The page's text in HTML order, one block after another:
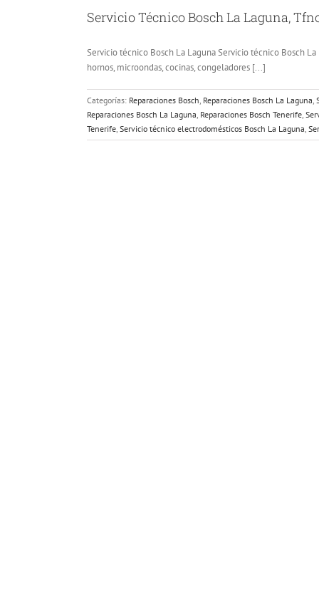
Servicio Técnico Bosch La Laguna,
Servicio técnico Bosch La Laguna Servicio técnico Bosch
hornos, microondas, cocinas, congeladores [...]
Categorías: Reparaciones Bosch, Reparaciones Bosch La Laguna,
Reparaciones Bosch La Laguna, Reparaciones Bosch Tenerife,
Tenerife, Servicio técnico electrodomésticos Bosch La Laguna,